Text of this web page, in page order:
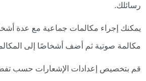
رسائلك.
يمكنك إجراء مكالمات جماعية مع عدة
مكالمة صوتية ثم أضف أشخاصًا إلى
قم بتخصيص إعدادات الإشعارات حسب